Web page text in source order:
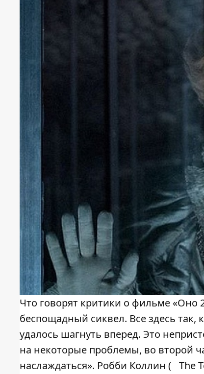
Что говорят критики о фильме «Оно
беспощадный сиквел. Все здесь
удалось шагнуть вперед. Это
на некоторые проблемы, во второй
наслаждаться». Робби Коллин ( The